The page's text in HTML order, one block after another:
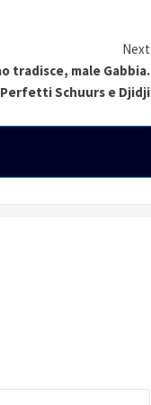
Next
tradisce, male Gabbia.
Perfetti Schuurs e Djidji